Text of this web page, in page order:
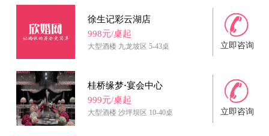
徐生记彩云湖店
998元/桌起
大型酒楼 九龙坡区 5-43桌 立即咨询
桂桥缘梦·宴会中心
999元/桌起
大型酒楼 沙坪坝区 10-40桌 立即咨询